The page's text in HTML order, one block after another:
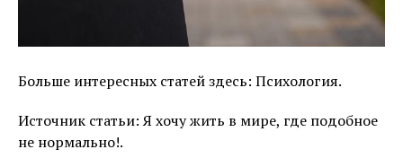
Больше интересных статей здесь: Психология.
Источник статьи: Я хочу жить в мире, где подобное
не нормально!.